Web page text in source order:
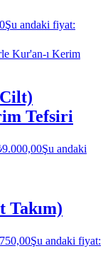
Şu andaki fiyat:
Tefsiri
9.000,00Şu andaki
Takım)
Şu andaki fiyat: